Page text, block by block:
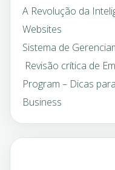
A Revolução da
Websites
Sistema de
Revisão crítica de
Program – Dicas
Business